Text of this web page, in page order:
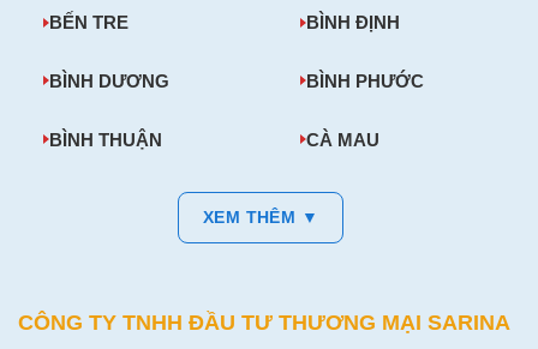
BẾN TRE BÌNH ĐỊNH
BÌNH DƯƠNG BÌNH PHƯỚC
BÌNH THUẬN CÀ MAU
XEM THÊM ▼
CÔNG TY TNHH ĐẦU TƯ THƯƠNG MẠI SARINA